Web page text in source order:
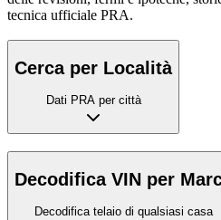
tecnica ufficiale PRA.
Cerca per Località
Dati PRA per città
Decodifica VIN per
Decodifica telaio di qualsiasi casa